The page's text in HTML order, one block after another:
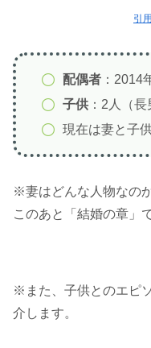
引
配偶者：2014
子供：2人（長
現在は妻と子
※妻はどんな人物なの
このあと「結婚の章」
※また、子供とのエピ
介します。